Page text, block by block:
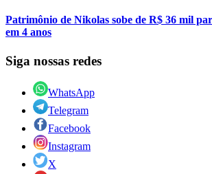
Patrimônio de Nikolas sobe de R$ 36 mil
em 4 anos
Siga nossas redes
WhatsApp
Telegram
Facebook
Instagram
X